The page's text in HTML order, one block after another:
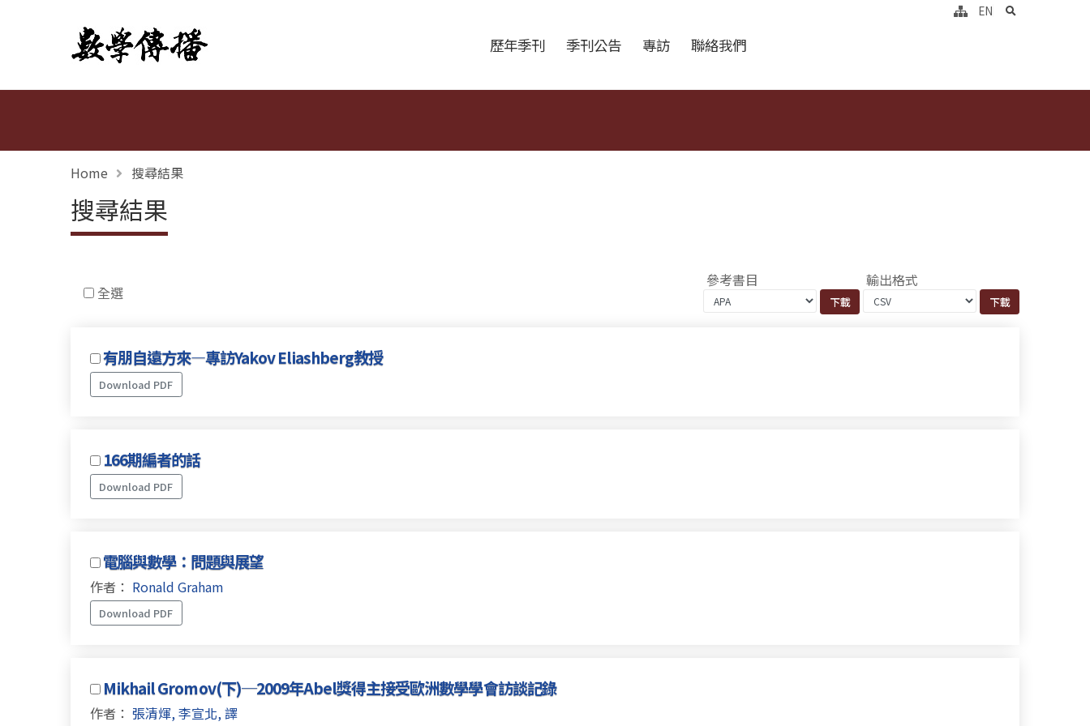
數學傳播 歷年季刊 季刊公告 專訪 聯絡我們
EN search
Home 搜尋結果
搜尋結果
全選
參考書目 輸出格式
有朋自遠方來—專訪Yakov Eliashberg教授
Download PDF
166期編者的話
Download PDF
電腦與數學：問題與展望
作者： Ronald Graham
Download PDF
Mikhail Gromov(下)─2009年Abel獎得主接受歐洲數學學會訪談記錄
作者： 張清煇, 李宣北, 譯